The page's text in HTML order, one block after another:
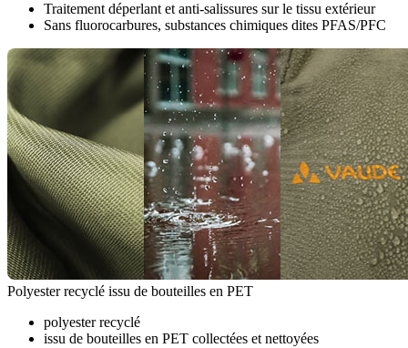
Traitement déperlant et anti-salissures sur le tissu extérieur
Sans fluorocarbures, substances chimiques dites PFAS/PFC
Polyester recyclé issu de bouteilles en PET
polyester recyclé
issu de bouteilles en PET collectées et nettoyées